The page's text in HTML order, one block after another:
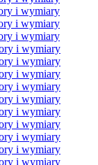
i wymiary
i wymiary
i wymiary
i wymiary
i wymiary
i wymiary
i wymiary
i wymiary
i wymiary
i wymiary
i wymiary
i wymiary
i wymiary